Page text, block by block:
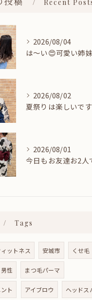
Recent
2026/08/04
2026/08/02
夏祭りは楽しいで
2026/08/01
Tags
ットネス 安城市 くせ毛
男性 まつ毛パーマ
ト アイブロウ ヘッドス